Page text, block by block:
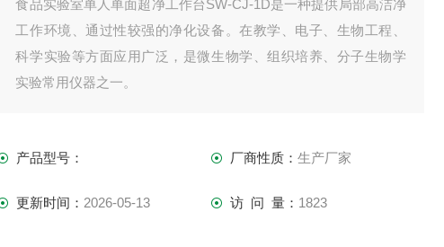
食品实验室单人单面超净工作台SW-CJ-1D是一种提供局部高洁净
工作环境、通过性较强的净化设备。在教学、电子、生物工程、
科学实验等方面应用广泛，是微生物学、组织培养、分子生物学
实验常用仪器之一。
产品型号： 厂商性质： 生产厂家
更新时间： 2026-05-13 访 问 量： 1823